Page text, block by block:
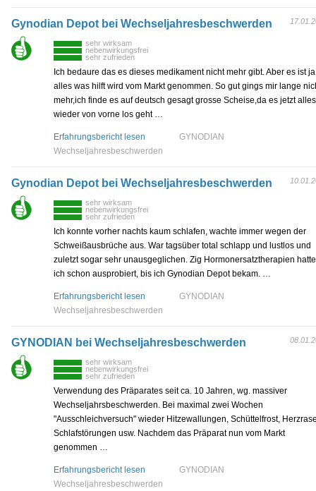
Gynodian Depot bei Wechseljahresbeschwerden
sehr wirksam
nebenwirkungsfrei
sehr zufrieden
Ich bedaure das es dieses medikament nicht mehr gibt. Aber es ist
alles was hilft wird vom Markt genommen. So gut gings mir lange
mehr,ich finde es auf deutsch gesagt grosse Scheise,da es jetzt alles
wieder von vorne los geht …
Erfahrungsbericht lesen
GYNODIAN
Wechseljahresbeschwerden
Gynodian Depot bei Wechseljahresbeschwerden
sehr wirksam
nebenwirkungsfrei
sehr zufrieden
Ich konnte vorher nachts kaum schlafen, wachte immer wegen der
Schweißausbrüche aus. War tagsüber total schlapp und lustlos und
zuletzt sogar sehr unausgeglichen. Zig Hormonersatztherapien hatte
ich schon ausprobiert, bis ich Gynodian Depot bekam. …
Erfahrungsbericht lesen
GYNODIAN
Wechseljahresbeschwerden
GYNODIAN bei Wechseljahresbeschwerden
sehr wirksam
nebenwirkungsfrei
sehr zufrieden
Verwendung des Präparates seit ca. 10 Jahren, wg. massiver
Wechseljahrsbeschwerden. Bei maximal zwei Wochen
"Ausschleichversuch" wieder Hitzewallungen, Schüttelfrost,
Schlafstörungen usw. Nachdem das Präparat nun vom Markt
genommen …
Erfahrungsbericht lesen
GYNODIAN
Wechseljahresbeschwerden